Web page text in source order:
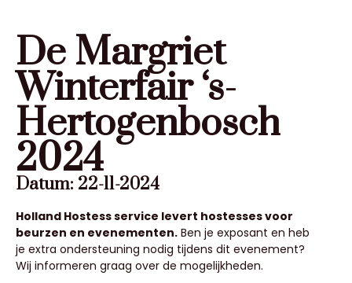
De Margriet
Winterfair ‘s-
Hertogenbosch
2024
Datum: 22-11-2024
Holland Hostess service levert hostesses voor
beurzen en evenementen. Ben je exposant en heb
je extra ondersteuning nodig tijdens dit evenement?
Wij informeren graag over de mogelijkheden.